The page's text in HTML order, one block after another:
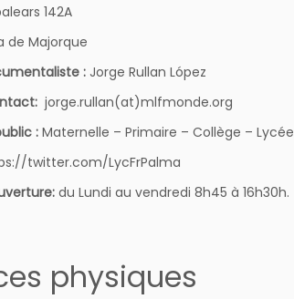
142A
de Majorque
: Jorge Rullan López
jorge.rullan(at)mlfmonde.org
:Maternelle – Primaire – Collège – Lycée
twitter.com/LycFrPalma
du Lundi au vendredi 8h45 à 16h30h.
physiques